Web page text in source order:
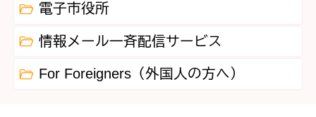
電子市役所
情報メール一斉配信サービス
For Foreigners（外国人の方へ）